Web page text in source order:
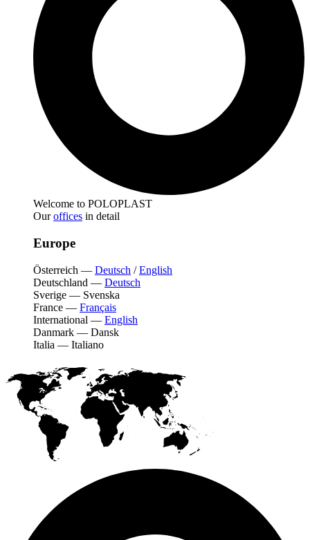
Welcome to POLOPLAST
Ouroffices in detail
Europe
Österreich — Deutsch /English
Deutschland — Deutsch
Sverige — Svenska
France — Français
International — English
Danmark — Dansk
Italia — Italiano